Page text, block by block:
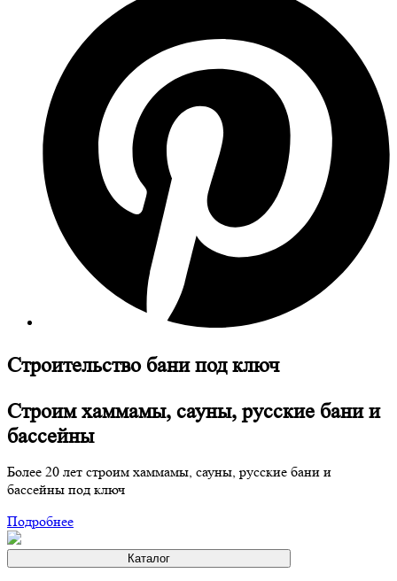
Строительство бани под ключ
Строим хаммамы, сауны, русские бани и
бассейны
Более 20 лет строим хаммамы, сауны, русские бани и
бассейны под ключ
Подробнее
Каталог